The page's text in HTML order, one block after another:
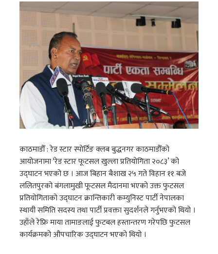
काठमाडौँ : रेड स्टार स्पोर्टिङ क्लब बुद्धनगर काठमाडौँको
आयोजनामा ‘रेड स्टार फूटसल खुल्ला प्रतियोगिता २०८३’ को
उद्घाटन भएको छ । आज बिहान बैशाख २५ गते विहान ११ बजे
ललितपुरको बंगलामुखी फूटसल मैदानमा भएको उक्त फुटसल
प्रतियोगिताको उद्घाटन क्रान्तिकारी कम्युनिस्ट पार्टी नेपालका
स्थायी समिति सदस्य तथा पार्टी प्रवक्ता सुदर्शनले गर्नुभएको थियो ।
उहाँले रेफ्रि माया तामाङलाई फुटबल हस्तान्तरण गरेपछि फुटसल
कार्यक्रमको औपचारिक उद्घाटन भएको थियो ।